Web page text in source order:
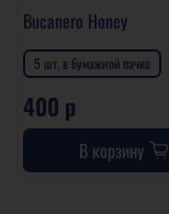
Bucanero Honey
5 шт. в бумажной пачке
400 р
В корзину